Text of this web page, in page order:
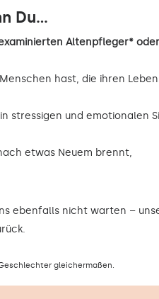
Du...
Altenpfleger*
hast, die ihren
stressigen und emotionalen
etwas Neuem brennt,
ebenfalls nicht warten –
gleichermaßen.